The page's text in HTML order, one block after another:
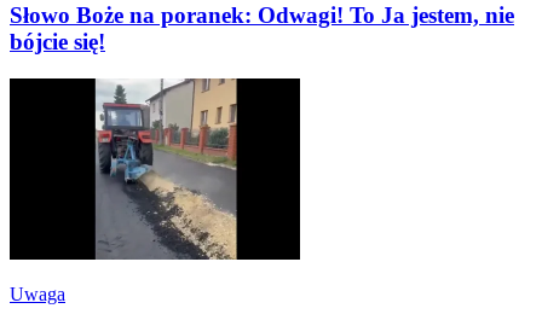
Słowo Boże na poranek: Odwagi! To Ja jestem, nie
bójcie się!
Uwaga